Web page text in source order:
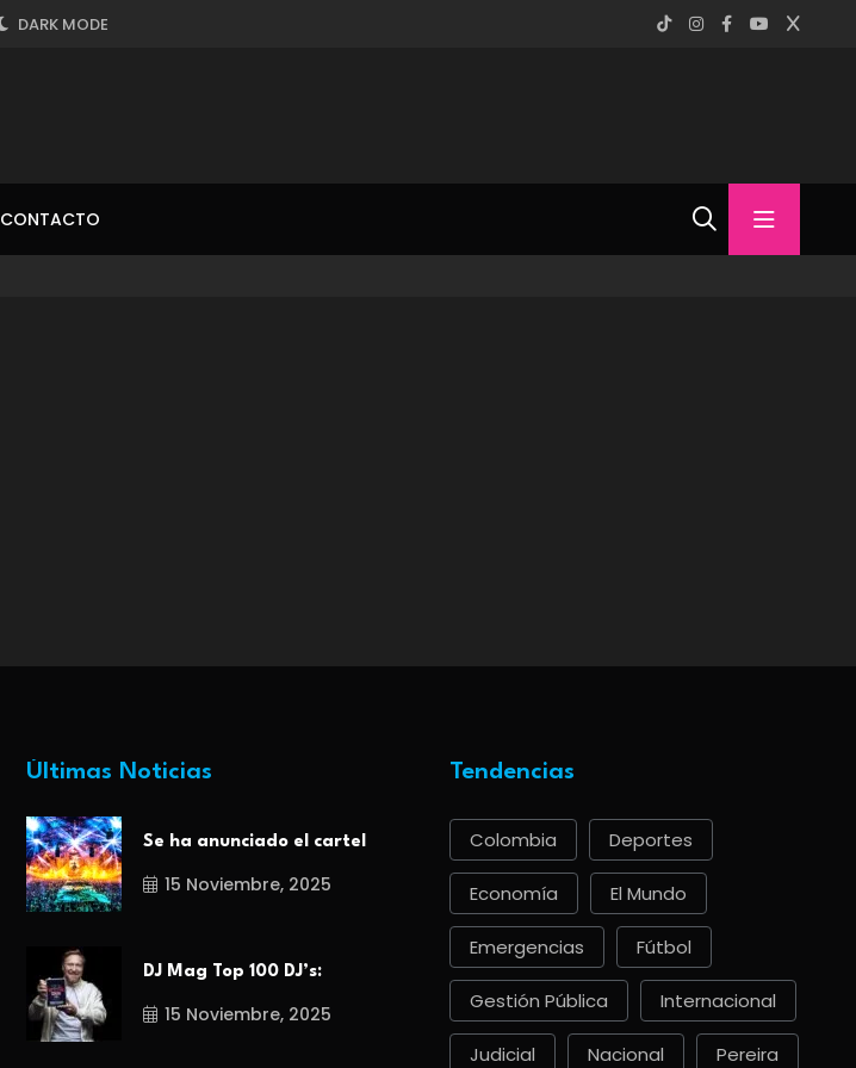
DARK MODE
CONTACTO
Últimas Noticias
Se ha anunciado el cartel
15 Noviembre, 2025
DJ Mag Top 100 DJ’s:
15 Noviembre, 2025
Tendencias
Colombia Deportes
Economía El Mundo
Emergencias Fútbol
Gestión Pública Internacional
Judicial Nacional Pereira